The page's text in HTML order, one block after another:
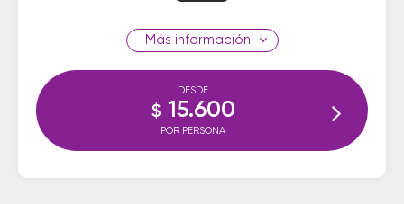
información
DESDE
$ 15.600
POR PERSONA